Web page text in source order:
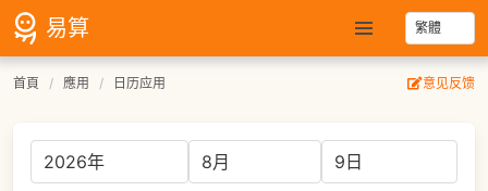
易算
首頁 應用 日历应用 意见反馈